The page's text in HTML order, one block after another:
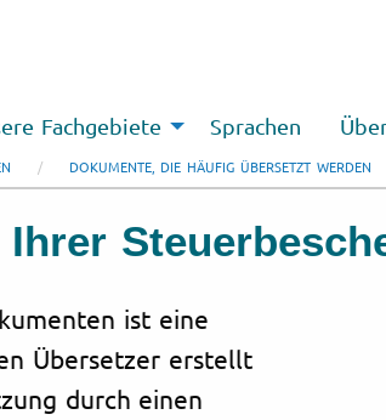
Fachgebiete Sprachen
DOKUMENTE, DIE HÄUFIG ÜBERSETZT WERDEN
ist eine
Übersetzer erstellt
durch einen